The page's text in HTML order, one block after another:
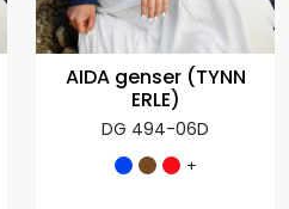
AIDA genser (TYNN
ERLE)
DG 494-06D
+